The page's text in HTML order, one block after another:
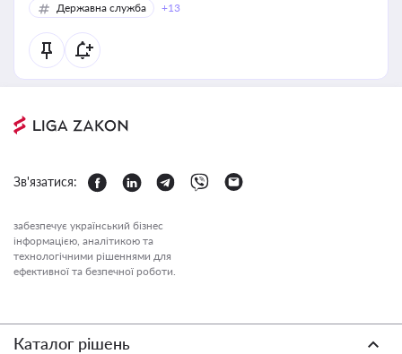
Державна служба
+13
Зв'язатися:
забезпечує український бізнес
інформацією, аналітикою та
технологічними рішеннями для
ефективної та безпечної роботи.
Каталог рішень